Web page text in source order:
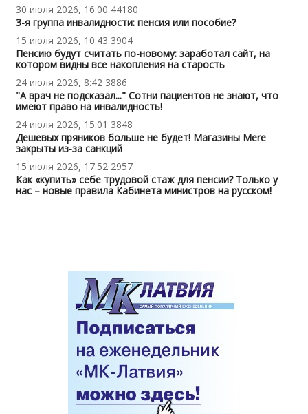
30 июля 2026, 16:00 44180
3-я группа инвалидности: пенсия или пособие?
15 июля 2026, 10:43 3904
Пенсию будут считать по-новому: заработал сайт, на
котором видны все накопления на старость
24 июля 2026, 8:42 3886
"А врач не подсказал..." Сотни пациентов не знают, что
имеют право на инвалидность!
24 июля 2026, 15:01 3848
Дешевых пряников больше не будет! Магазины Mere
закрыты из-за санкций
15 июля 2026, 17:52 2957
Как «купить» себе трудовой стаж для пенсии? Только у
нас – новые правила Кабинета министров на русском!